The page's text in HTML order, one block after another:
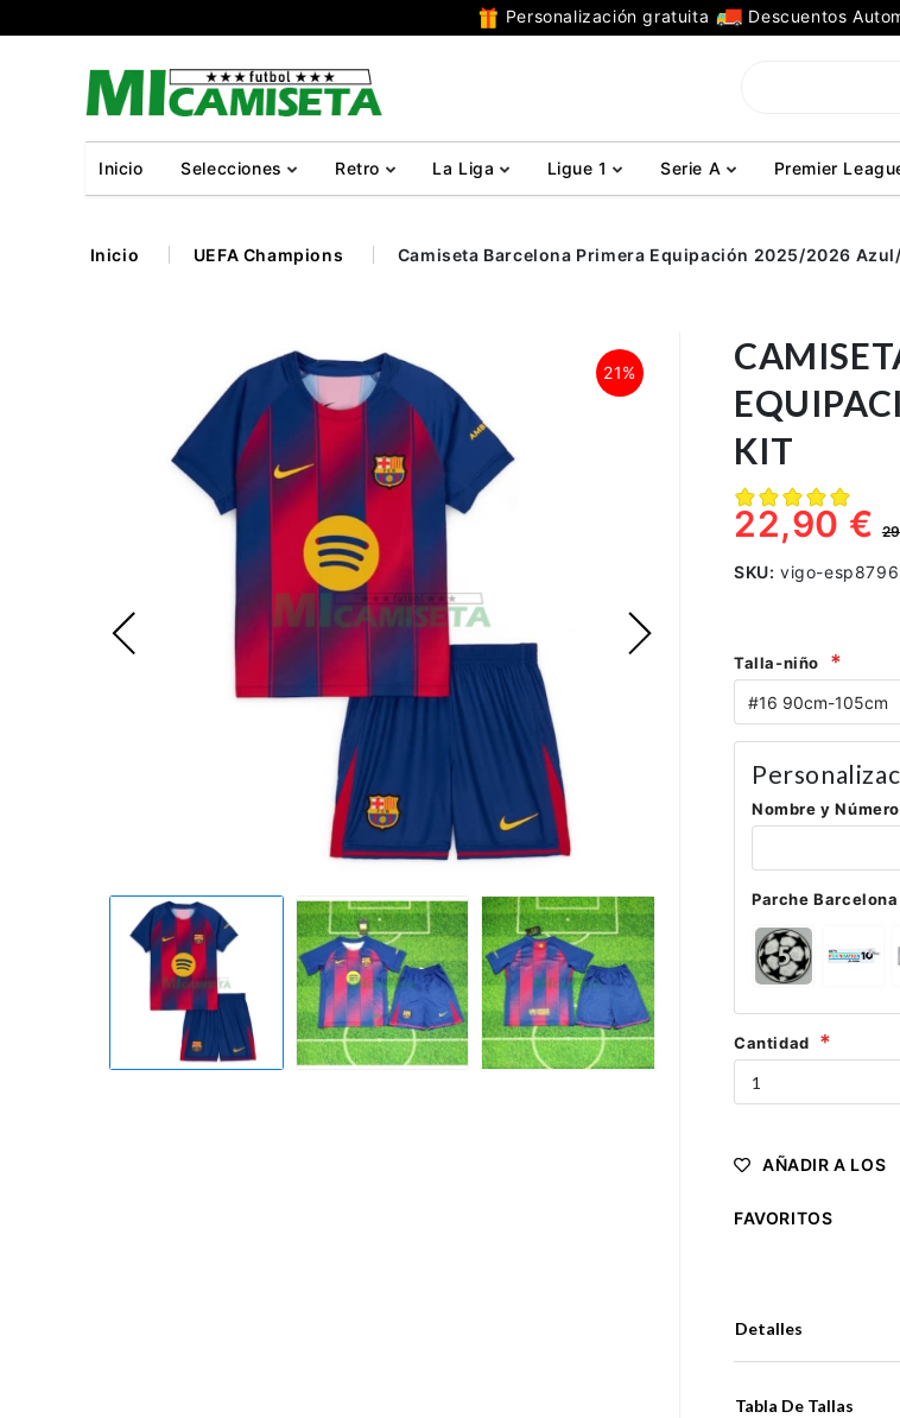
Personalización gratuita Descuentos
Inicio Selecciones Retro La Liga Ligue 1 Serie A Premier
Inicio UEFA Champions Camiseta Barcelona Primera Equipación 2025/2026
21%
KIT
22,90 €
SKU: vigo-esp8796
Talla-niño
Nombre y Número
Parche Barcelona
Cantidad
AÑADIR A LOS
FAVORITOS
Detalles
Tabla De Tallas